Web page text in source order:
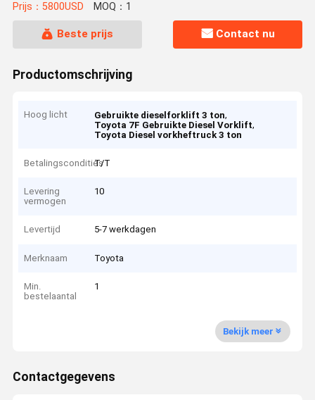
Prijs：5800USD MOQ：1
Beste prijs Contact nu
Productomschrijving
Hoog licht Gebruikte dieselforklift 3 ton,
Toyota 7F Gebruikte Diesel Vorklift,
Toyota Diesel vorkheftruck 3 ton
Betalingscondities
T/T
Levering
vermogen
10
Levertijd 5-7 werkdagen
Merknaam Toyota
Min.
bestelaantal
1
Bekijk meer
Contactgegevens